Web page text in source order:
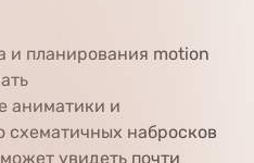
и планирования motion
аниматики и
схематичных набросков
увидеть почти